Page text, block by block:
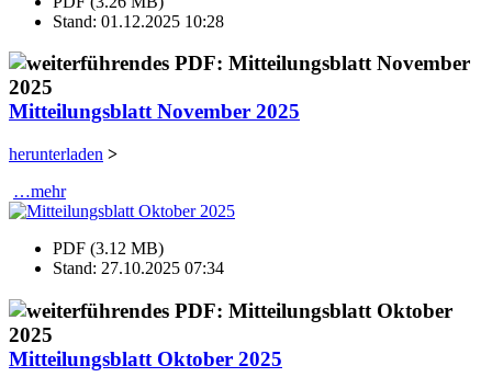
Stand: 01.12.2025 10:28
Mitteilungsblatt November 2025
herunterladen >
…mehr
PDF (3.12 MB)
Stand: 27.10.2025 07:34
Mitteilungsblatt Oktober 2025